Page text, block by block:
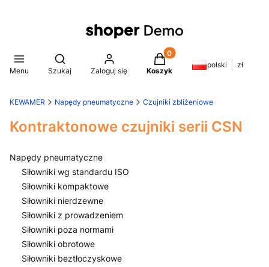
Menu
Otwórz wyszukiwarkę
Szukaj Zaloguj się
Produkty w koszyku: 0.
Koszyk
polski zł
KEWAMER Napędy pneumatyczne Czujniki zbliżeniowe
Kontraktonowe czujniki serii CSN
Napędy pneumatyczne
Siłowniki wg standardu ISO
Siłowniki kompaktowe
Siłowniki nierdzewne
Siłowniki z prowadzeniem
Siłowniki poza normami
Siłowniki obrotowe
Siłowniki beztłoczyskowe